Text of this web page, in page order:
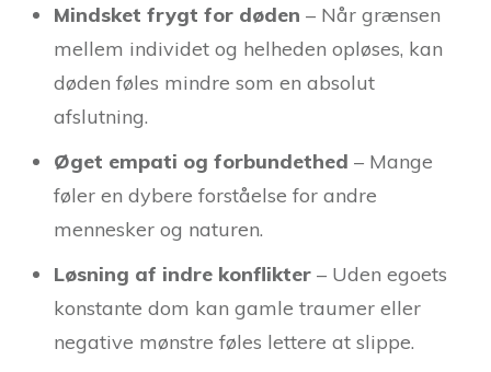
Mindsket frygt for døden – Når grænsen
mellem individet og helheden opløses, kan
døden føles mindre som en absolut
afslutning.
Øget empati og forbundethed – Mange
føler en dybere forståelse for andre
mennesker og naturen.
Løsning af indre konflikter – Uden egoets
konstante dom kan gamle traumer eller
negative mønstre føles lettere at slippe.